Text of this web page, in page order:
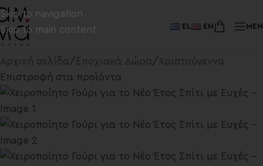
Skip to navigation
Skip to main content
EL EN
Αρχική σελίδα / Εποχιακά Δώρα /Χριστούγεννα
Επιστροφή στα προϊόντα